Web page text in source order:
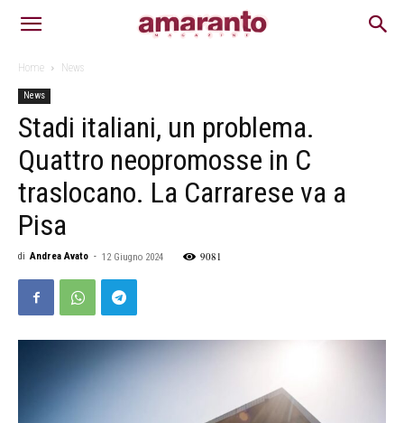
Home News
News
Stadi italiani, un problema.
Quattro neopromosse in C
traslocano. La Carrarese va a
Pisa
di Andrea Avato - 12 Giugno 2024 9081